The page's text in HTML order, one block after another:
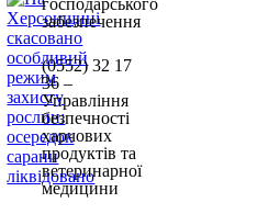
господарського
забезпечення
(0552)32 17
36 –
Управління
безпечності
харчових
продуктів та
ветеринарної
медицини